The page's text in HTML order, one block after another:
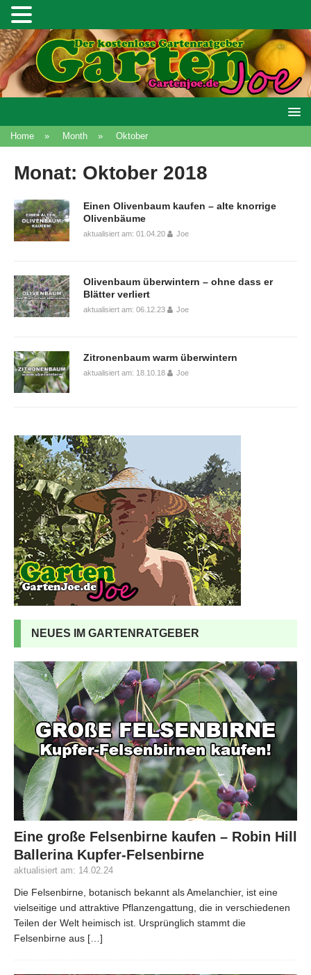
Home » Month » Oktober
Monat: Oktober 2018
Einen Olivenbaum kaufen – alte knorrige
Olivenbäume
aktualisiert am: 01.04.20 Joe
Olivenbaum überwintern – ohne dass er
Blätter verliert
aktualisiert am: 06.12.23 Joe
Zitronenbaum warm überwintern
aktualisiert am: 18.10.18 Joe
NEUES IM GARTENRATGEBER
Eine große Felsenbirne kaufen – Robin Hill
Ballerina Kupfer-Felsenbirne
aktualisiert am: 14.02.24
Die Felsenbirne, botanisch bekannt als Amelanchier, ist eine
vielseitige und attraktive Pflanzengattung, die in verschiedenen
Teilen der Welt heimisch ist. Ursprünglich stammt die
Felsenbirne aus […]